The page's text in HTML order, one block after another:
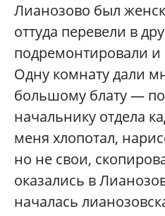
Лианозово был
оттуда перевели в
подремонтировали
Одну комнату дали
большому блату —
начальнику отдела
меня хлопотал,
но не свои,
оказались в
началась